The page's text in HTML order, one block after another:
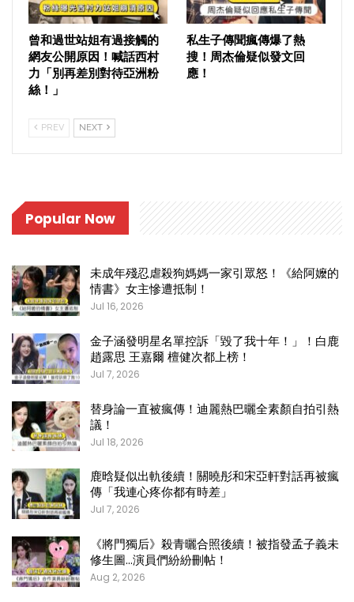
曾和過世站姐有過接觸的
網友公開原因！喊話西村
力「別再差別對待亞洲粉
絲！」
私生子傳聞瘋傳爆了熱
搜！周杰倫疑似發文回
應！
PREV NEXT
Popular Now
未成年殘忍虐殺狗媽媽一家引眾怒！《給阿嬤的
情書》女主慘遭抵制！
Jul 16, 2026
金子涵發明星名單控訴「毀了我十年！」！白鹿
趙露思 王嘉爾 檀健次都上榜！
Jul 7, 2026
替身論一直被瘋傳！迪麗熱巴曬全素顏自拍引熱
議！
Jul 18, 2026
鹿晗疑似出軌後續！關曉彤和宋亞軒對話再被瘋
傳「我連心疼你都有時差」
Jul 7, 2026
《將門獨后》殺青曬合照後續！被指發孟子義未
修生圖…演員們紛紛刪帖！
Aug 2, 2026